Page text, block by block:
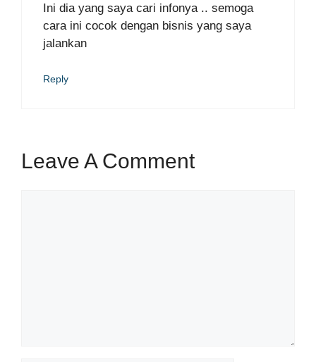
Ini dia yang saya cari infonya .. semoga
cara ini cocok dengan bisnis yang saya
jalankan
Reply
Leave A Comment